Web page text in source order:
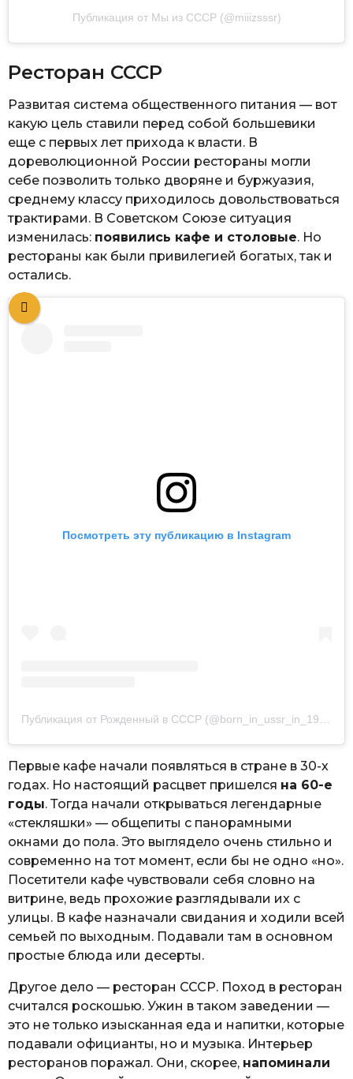
Публикация от Мы из СССР (@miiizsssr)
Ресторан СССР
Развитая система общественного питания — вот
какую цель ставили перед собой большевики
еще с первых лет прихода к власти. В
дореволюционной России рестораны могли
себе позволить только дворяне и буржуазия,
среднему классу приходилось довольствоваться
трактирами. В Советском Союзе ситуация
изменилась: появились кафе и столовые. Но
рестораны как были привилегией богатых, так и
остались.
Посмотреть эту публикацию в Instagram
Первые кафе начали появляться в стране в 30-х
годах. Но настоящий расцвет пришелся на 60-е
годы. Тогда начали открываться легендарные
«стекляшки» — общепиты с панорамными
окнами до пола. Это выглядело очень стильно и
современно на тот момент, если бы не одно «но».
Посетители кафе чувствовали себя словно на
витрине, ведь прохожие разглядывали их с
улицы. В кафе назначали свидания и ходили всей
семьей по выходным. Подавали там в основном
простые блюда или десерты.
Другое дело — ресторан СССР. Поход в ресторан
считался роскошью. Ужин в таком заведении —
это не только изысканная еда и напитки, которые
подавали официанты, но и музыка. Интерьер
ресторанов поражал. Они, скорее, напоминали